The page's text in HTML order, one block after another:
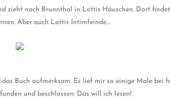
zieht nach Brunnthal in Lottis Häuschen. Dort
Aber auch Lottis Intimfeinde…
Buch aufmerksam. Es lief mir so einige Male bei
und beschlossen: Das will ich lesen!